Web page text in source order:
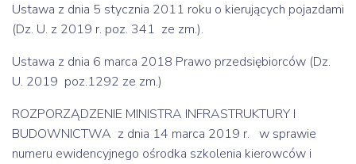
Ustawa z dnia 5 stycznia 2011 roku o kierujących pojazdami
(Dz. U. z 2019 r. poz. 341 ze zm.).
Ustawa z dnia 6 marca 2018 Prawo przedsiębiorców (Dz.
U. 2019 poz.1292 ze zm.)
ROZPORZĄDZENIE MINISTRA INFRASTRUKTURY I
BUDOWNICTWA z dnia 14 marca 2019 r. w sprawie
numeru ewidencyjnego ośrodka szkolenia kierowców i